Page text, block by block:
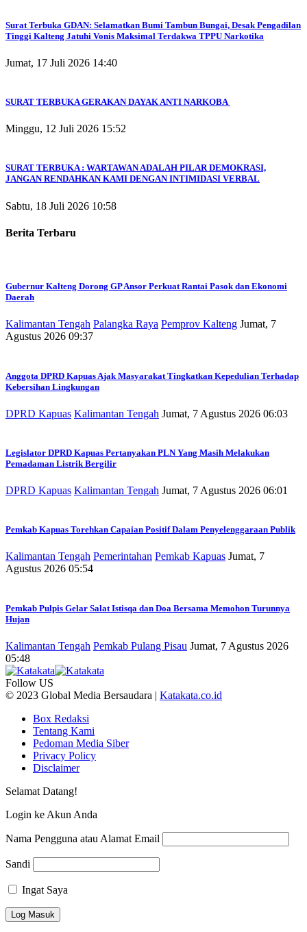
Surat Terbuka GDAN: Selamatkan Bumi Tambun Bungai, Desak Pengadilan
Tinggi Kalteng Jatuhi Vonis Maksimal Terdakwa TPPU Narkotika
Jumat, 17 Juli 2026 14:40
SURAT TERBUKA GERAKAN DAYAK ANTI NARKOBA
Minggu, 12 Juli 2026 15:52
SURAT TERBUKA : WARTAWAN ADALAH PILAR DEMOKRASI,
JANGAN RENDAHKAN KAMI DENGAN INTIMIDASI VERBAL
Sabtu, 18 Juli 2026 10:58
Berita Terbaru
Gubernur Kalteng Dorong GP Ansor Perkuat Rantai Pasok dan Ekonomi
Daerah
Kalimantan Tengah Palangka Raya Pemprov Kalteng Jumat, 7
Agustus 2026 09:37
Anggota DPRD Kapuas Ajak Masyarakat Tingkatkan Kepedulian Terhadap
Kebersihan Lingkungan
DPRD Kapuas Kalimantan Tengah Jumat, 7 Agustus 2026 06:03
Legislator DPRD Kapuas Pertanyakan PLN Yang Masih Melakukan
Pemadaman Listrik Bergilir
DPRD Kapuas Kalimantan Tengah Jumat, 7 Agustus 2026 06:01
Pemkab Kapuas Torehkan Capaian Positif Dalam Penyelenggaraan Publik
Kalimantan Tengah Pemerintahan Pemkab Kapuas Jumat, 7
Agustus 2026 05:54
Pemkab Pulpis Gelar Salat Istisqa dan Doa Bersama Memohon Turunnya
Hujan
Kalimantan Tengah Pemkab Pulang Pisau Jumat, 7 Agustus 2026
05:48
Follow US
© 2023 Global Media Bersaudara | Katakata.co.id
Box Redaksi
Tentang Kami
Pedoman Media Siber
Privacy Policy
Disclaimer
Selamat Datang!
Login ke Akun Anda
Nama Pengguna atau Alamat Email
Sandi
Ingat Saya